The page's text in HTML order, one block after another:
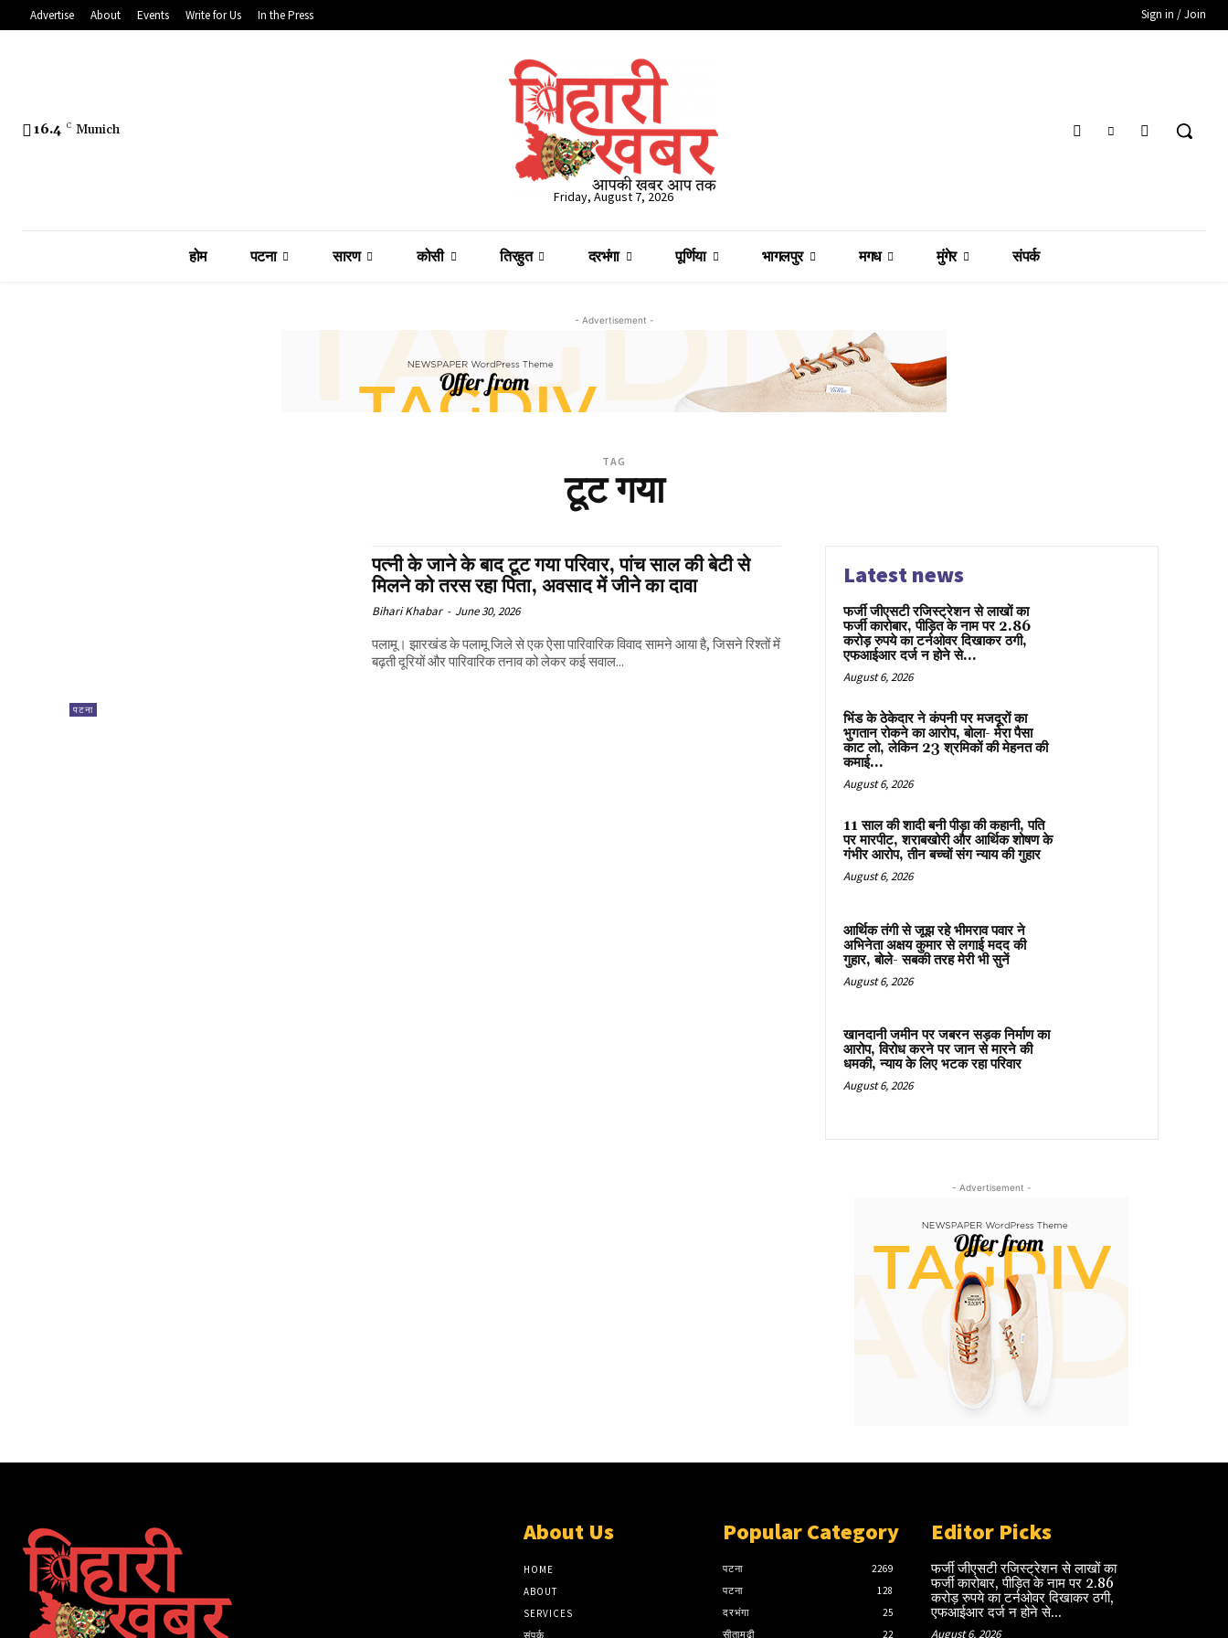
Advertise About Events Write for Us In the Press Sign in / Join
16.4 C Munich
Friday, August 7, 2026
होम पटना सारण कोसी तिरहुत दरभंगा पूर्णिया भागलपुर मगध मुंगेर संपर्क
- Advertisement -
TAG
टूट गया
पटना
पत्नी के जाने के बाद टूट गया परिवार, पांच साल की बेटी से
मिलने को तरस रहा पिता, अवसाद में जीने का दावा
Bihari Khabar - June 30, 2026
पलामू। झारखंड के पलामू जिले से एक ऐसा पारिवारिक विवाद सामने आया है, जिसने रिश्तों में
बढ़ती दूरियों और पारिवारिक तनाव को लेकर कई सवाल...
Latest news
फर्जी जीएसटी रजिस्ट्रेशन से लाखों का
फर्जी कारोबार, पीड़ित के नाम पर 2.86
करोड़ रुपये का टर्नओवर दिखाकर ठगी,
एफआईआर दर्ज न होने से...
August 6, 2026
भिंड के ठेकेदार ने कंपनी पर मजदूरों का
भुगतान रोकने का आरोप, बोला- मेरा पैसा
काट लो, लेकिन 23 श्रमिकों की मेहनत की
कमाई...
August 6, 2026
11 साल की शादी बनी पीड़ा की कहानी, पति
पर मारपीट, शराबखोरी और आर्थिक शोषण के
गंभीर आरोप, तीन बच्चों संग न्याय की गुहार
August 6, 2026
आर्थिक तंगी से जूझ रहे भीमराव पवार ने
अभिनेता अक्षय कुमार से लगाई मदद की
गुहार, बोले- सबकी तरह मेरी भी सुनें
August 6, 2026
खानदानी जमीन पर जबरन सड़क निर्माण का
आरोप, विरोध करने पर जान से मारने की
धमकी, न्याय के लिए भटक रहा परिवार
August 6, 2026
- Advertisement -
About Us
HOME
ABOUT
SERVICES
संपर्क
Popular Category
पटना
2269
पटना
128
दरभंगा
25
सीतामढ़ी
22
Editor Picks
फर्जी जीएसटी रजिस्ट्रेशन से लाखों का
फर्जी कारोबार, पीड़ित के नाम पर 2.86
करोड़ रुपये का टर्नओवर दिखाकर ठगी,
एफआईआर दर्ज न होने से...
August 6, 2026